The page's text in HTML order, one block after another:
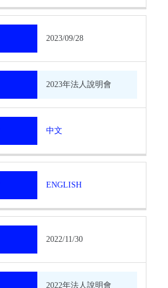
2023/09/28
2023年法人說明會
中文
ENGLISH
2022/11/30
2022年法人說明會